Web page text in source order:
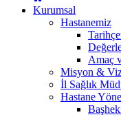
Kurumsal
Hastanemiz
Amaç
Misyon &
İl Sağlık
Hastane